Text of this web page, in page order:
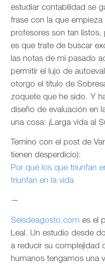
estudiar contabilidad se
frase con la que empieza
profesores son tan
es que trate de buscar
las notas de mi pasado
permitir el lujo de
otorgo el título de
zoquete que he sido. Y
diseño de evaluación en
una cosa: ¡Larga vida al
Temino con el post de
tienen desperdicio):
Por qué los que triunfan
triunfan en la vida
—
Seisdeagosto.com es el
Leal. Un estudio desde
a reducir su complejidad
humanos tengamos una